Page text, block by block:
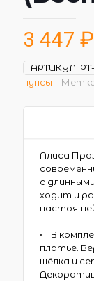
3 447 ₽
АРТИКУЛ:
пупсы
Алиса
с
ходит и
• В
платье.
шёлка и